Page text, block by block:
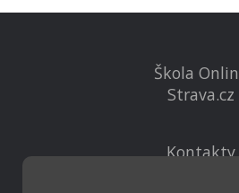
Škola
Strava.cz
Kontakty